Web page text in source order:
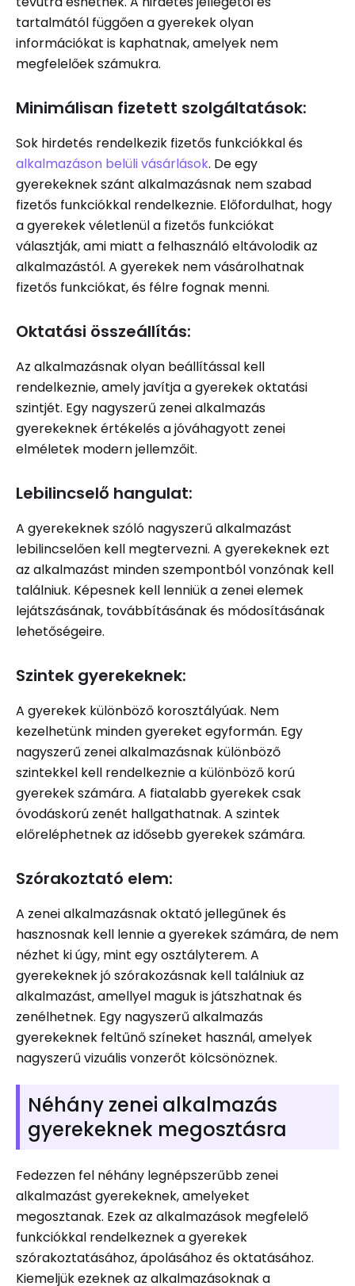
tartalmától függően a gyerekek olyan
információkat is kaphatnak, amelyek nem
megfelelőek számukra.
Minimálisan fizetett szolgáltatások:
Sok hirdetés rendelkezik fizetős funkciókkal és
alkalmazáson belüli vásárlások. De egy
gyerekeknek szánt alkalmazásnak nem szabad
fizetős funkciókkal rendelkeznie. Előfordulhat, hogy
a gyerekek véletlenül a fizetős funkciókat
választják, ami miatt a felhasználó eltávolodik az
alkalmazástól. A gyerekek nem vásárolhatnak
fizetős funkciókat, és félre fognak menni.
Oktatási összeállítás:
Az alkalmazásnak olyan beállítással kell
rendelkeznie, amely javítja a gyerekek oktatási
szintjét. Egy nagyszerű zenei alkalmazás
gyerekeknek értékelés a jóváhagyott zenei
elméletek modern jellemzőit.
Lebilincselő hangulat:
A gyerekeknek szóló nagyszerű alkalmazást
lebilincselően kell megtervezni. A gyerekeknek ezt
az alkalmazást minden szempontból vonzónak kell
találniuk. Képesnek kell lenniük a zenei elemek
lejátszásának, továbbításának és módosításának
lehetőségeire.
Szintek gyerekeknek:
A gyerekek különböző korosztályúak. Nem
kezelhetünk minden gyereket egyformán. Egy
nagyszerű zenei alkalmazásnak különböző
szintekkel kell rendelkeznie a különböző korú
gyerekek számára. A fiatalabb gyerekek csak
óvodáskorú zenét hallgathatnak. A szintek
előreléphetnek az idősebb gyerekek számára.
Szórakoztató elem:
A zenei alkalmazásnak oktató jellegűnek és
hasznosnak kell lennie a gyerekek számára, de nem
nézhet ki úgy, mint egy osztályterem. A
gyerekeknek jó szórakozásnak kell találniuk az
alkalmazást, amellyel maguk is játszhatnak és
zenélhetnek. Egy nagyszerű alkalmazás
gyerekeknek feltűnő színeket használ, amelyek
nagyszerű vizuális vonzerőt kölcsönöznek.
Néhány zenei alkalmazás
gyerekeknek megosztásra
Fedezzen fel néhány legnépszerűbb zenei
alkalmazást gyerekeknek, amelyeket
megosztanak. Ezek az alkalmazások megfelelő
funkciókkal rendelkeznek a gyerekek
szórakoztatásához, ápolásához és oktatásához.
Kiemeljük ezeknek az alkalmazásoknak a